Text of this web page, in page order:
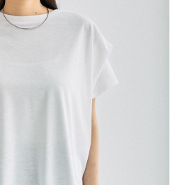
期」之契約關係目的，商店將以您的個人
提供予台灣大哥大進項蒐集、處理及利用，
需資料之確認、核對及更正。
連結：
享後付 」之結帳頁面顯示為準，若有關於
款等相關疑問，請聯繫「AFTEE先享後付
support/home
提供之「AFTEE先享後付」服務完成之交
供個人資料，並將交易相關給付款項請求債
覽以下網址：
https://aftee.tw/terms/#terms3
定代理人或監護人之同意方可使用
意申辦者引起之損失，本公司不負相關責
，將依據個別帳號之用戶狀況，依本公司即
仍有額度不足之情形，本公司將視審查結果
以上)免運費
上)免運費